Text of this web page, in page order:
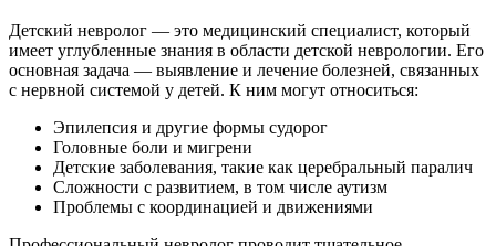
Детский невролог — это медицинский специалист, который
имеет углубленные знания в области детской неврологии. Его
основная задача — выявление и лечение болезней, связанных
с нервной системой у детей. К ним могут относиться:
Эпилепсия и другие формы судорог
Головные боли и мигрени
Детские заболевания, такие как церебральный паралич
Сложности с развитием, в том числе аутизм
Проблемы с координацией и движениями